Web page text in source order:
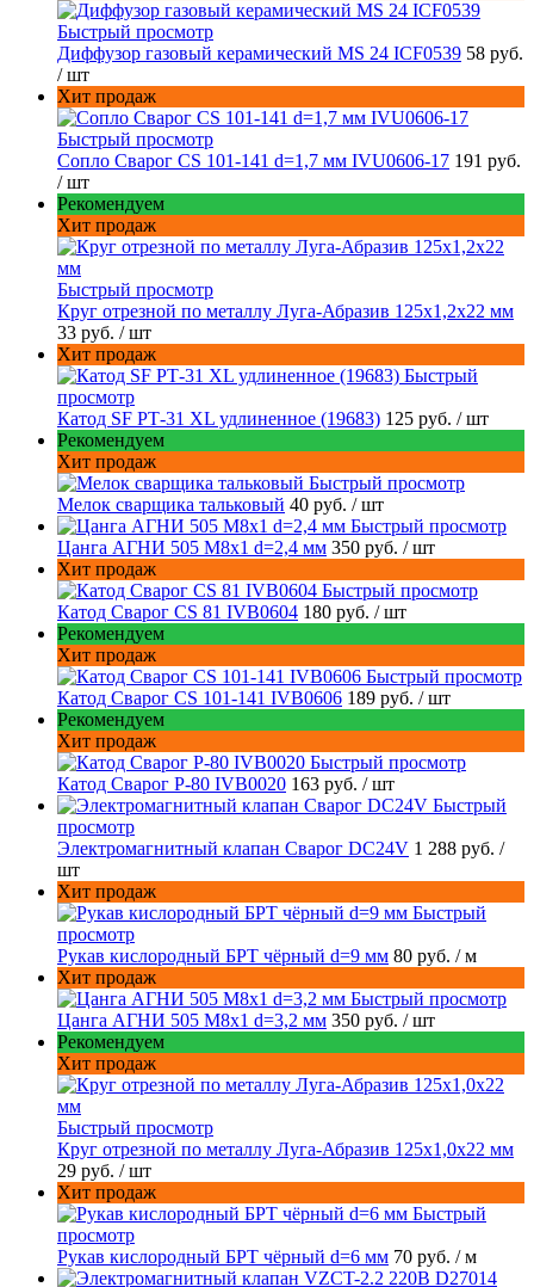
Быстрый просмотр
Диффузор газовый керамический MS 24 ICF0539 58 руб.
/ шт
Хит продаж
Быстрый просмотр
Сопло Сварог CS 101-141 d=1,7 мм IVU0606-17 191 руб.
/ шт
Рекомендуем
Хит продаж
Быстрый просмотр
Круг отрезной по металлу Луга-Абразив 125x1,2x22 мм
33 руб. / шт
Хит продаж
Быстрый
просмотр
Катод SF РТ-31 XL удлиненное (19683) 125 руб. / шт
Рекомендуем
Хит продаж
Быстрый просмотр
Мелок сварщика тальковый 40 руб. / шт
Быстрый просмотр
Цанга АГНИ 505 М8х1 d=2,4 мм 350 руб. / шт
Хит продаж
Быстрый просмотр
Катод Сварог CS 81 IVB0604 180 руб. / шт
Рекомендуем
Хит продаж
Быстрый просмотр
Катод Сварог CS 101-141 IVB0606 189 руб. / шт
Рекомендуем
Хит продаж
Быстрый просмотр
Катод Сварог P-80 IVB0020 163 руб. / шт
Быстрый
просмотр
Электромагнитный клапан Сварог DC24V 1 288 руб. /
шт
Хит продаж
Быстрый
просмотр
Рукав кислородный БРТ чёрный d=9 мм 80 руб. / м
Хит продаж
Быстрый просмотр
Цанга АГНИ 505 М8х1 d=3,2 мм 350 руб. / шт
Рекомендуем
Хит продаж
Быстрый просмотр
Круг отрезной по металлу Луга-Абразив 125x1,0x22 мм
29 руб. / шт
Хит продаж
Быстрый
просмотр
Рукав кислородный БРТ чёрный d=6 мм 70 руб. / м